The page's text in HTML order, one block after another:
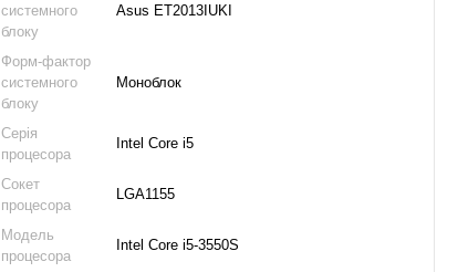
системного
блоку
Asus ET2013IUKI
Форм-фактор
системного
блоку
Моноблок
Серія
процесора
Intel Core i5
Сокет
процесора
LGA1155
Модель
процесора
Intel Core i5-3550S